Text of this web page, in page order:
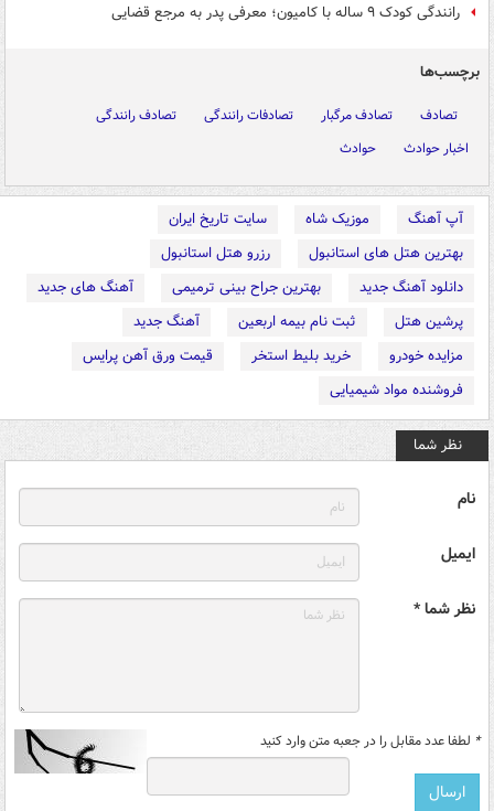
رانندگی کودک ۹ ساله با کامیون؛ معرفی پدر به مرجع قضایی
برچسب‌ها
تصادف تصادف مرگبار تصادفات رانندگی
تصادف رانندگی
اخبار حوادث
حوادث
آپ آهنگ موزیک شاه
سایت تاریخ ایران
بهترین هتل های استانبول
رزرو هتل استانبول
دانلود آهنگ جدید
بهترین جراح بینی ترمیمی
آهنگ های جدید
پرشین هتل
ثبت نام بیمه اربعین
آهنگ جدید
مزایده خودرو
خرید بلیط استخر
قیمت ورق آهن پرایس
فروشنده مواد شیمیایی
نظر شما
نام
ایمیل
نظر شما *
* لطفا عدد مقابل را در جعبه متن وارد کنید